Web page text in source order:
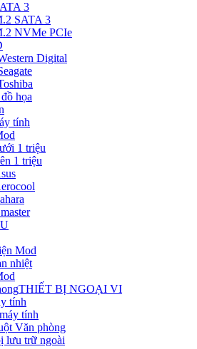
3
SATA 3
NVMe PCIe
Digital
họa
tính
1 triệu
1 triệu
Mod
nhiệt
THIẾT BỊ NGOẠI VI
tính
tính
Văn phòng
lưu trữ ngoài